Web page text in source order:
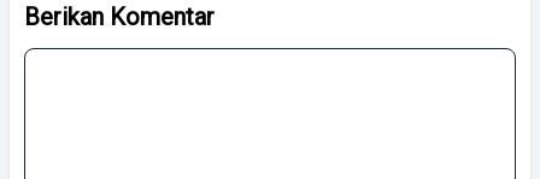
Berikan Komentar